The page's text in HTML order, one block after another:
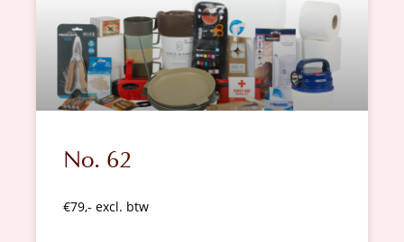
No. 62
€79,- excl. btw